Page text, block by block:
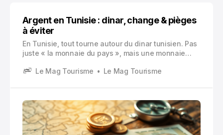
Argent en Tunisie : dinar, change & pièges
à éviter
En Tunisie, tout tourne autour du dinar tunisien. Pas
juste « la monnaie du pays », mais une monnaie
change vraiment la façon dont on gère son argent
Le Mag Tourisme Le Mag Tourisme